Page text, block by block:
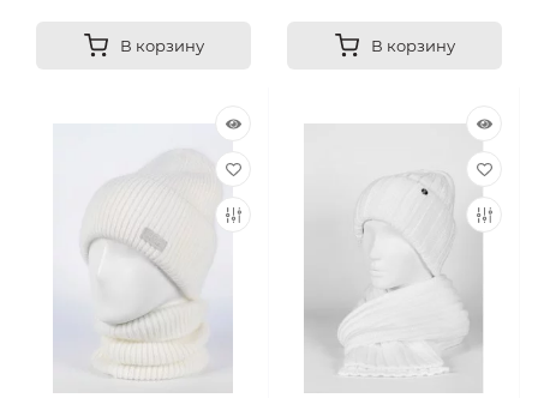
В корзину В корзину